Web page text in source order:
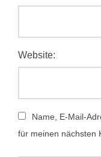
Website:
Name, E-Mail-
für meinen nächsten